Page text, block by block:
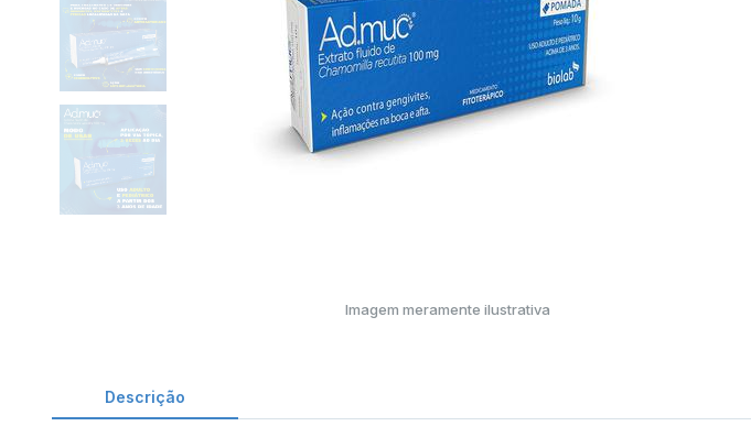
Imagem meramente ilustrativa
Descrição